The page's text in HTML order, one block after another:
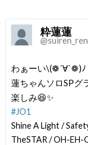
粋蓮蓮
@suiren_ren_
わぁーい\(❁´∀`❁)ﾉ
蓮ちゃんソロSPグ
楽しみ😆✨
#JO1
Shine A Light /
TheSTAR / OH-EH-